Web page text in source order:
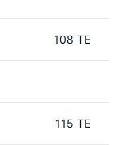
108 TE
115 TE